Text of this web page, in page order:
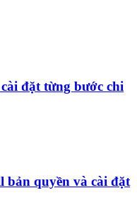
đặt từng bước chi
bản quyền và cài đặt